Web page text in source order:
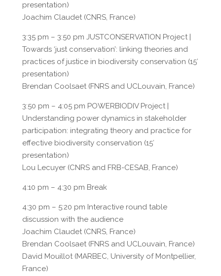
presentation)
Joachim Claudet (CNRS, France)
3:35 pm – 3:50 pm JUSTCONSERVATION Project |
Towards ‘just conservation’: linking theories and
practices of justice in biodiversity conservation (15′
presentation)
Brendan Coolsaet (FNRS and UCLouvain, France)
3:50 pm – 4:05 pm POWERBIODIV Project |
Understanding power dynamics in stakeholder
participation: integrating theory and practice for
effective biodiversity conservation (15′
presentation)
Lou Lecuyer (CNRS and FRB-CESAB, France)
4:10 pm – 4:30 pm Break
4:30 pm – 5:20 pm Interactive round table
discussion with the audience
Joachim Claudet (CNRS, France)
Brendan Coolsaet (FNRS and UCLouvain, France)
David Mouillot (MARBEC, University of Montpellier,
France)